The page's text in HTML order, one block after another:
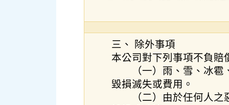
三、 除外事項
本公司對下列事項不負賠
（一）雨、雪、冰雹、
毀損滅失或費用。
（二）由於任何人之惡